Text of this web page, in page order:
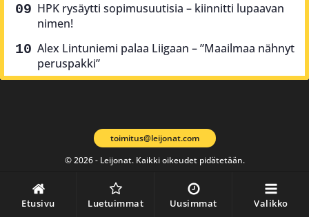
Etusivu Luetuimmat Uusimmat Valikko
HPK rysäytti sopimusuutisia – kiinnitti lupaavan
nimen!
Alex Lintuniemi palaa Liigaan – ”Maailmaa nähnyt
peruspakki”
© 2026 - Leijonat. Kaikki oikeudet pidätetään.
toimitus@leijonat.com